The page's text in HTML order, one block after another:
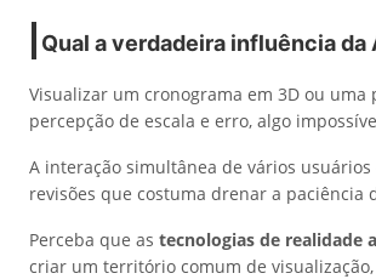
Qual a verdadeira influência
Visualizar um cronograma em 3D ou
percepção de escala e erro, algo
A interação simultânea de vários
revisões que costuma drenar a
Perceba que as tecnologias de realidade
criar um território comum de